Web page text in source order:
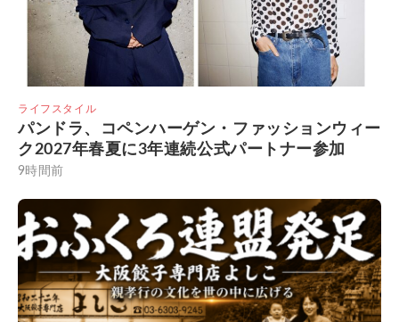
ライフスタイル
パンドラ、コペンハーゲン・ファッションウィー
ク2027年春夏に3年連続公式パートナー参加
9時間前